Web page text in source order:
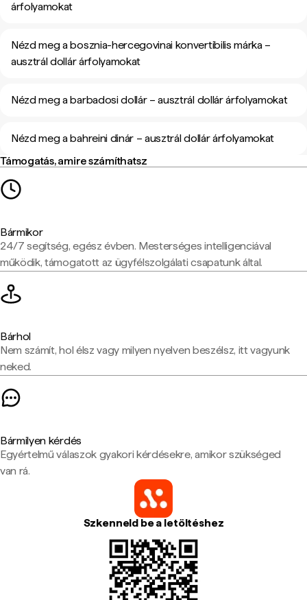
árfolyamokat
Nézd meg a bosznia-hercegovinai konvertibilis márka –
ausztrál dollár árfolyamokat
Nézd meg a barbadosi dollár – ausztrál dollár árfolyamokat
Nézd meg a bahreini dinár – ausztrál dollár árfolyamokat
Támogatás, amire számíthatsz
Bármikor
24/7 segítség, egész évben. Mesterséges intelligenciával
működik, támogatott az ügyfélszolgálati csapatunk által.
Bárhol
Nem számít, hol élsz vagy milyen nyelven beszélsz, itt vagyunk
neked.
Bármilyen kérdés
Egyértelmű válaszok gyakori kérdésekre, amikor szükséged
van rá.
Szkenneld be a letöltéshez